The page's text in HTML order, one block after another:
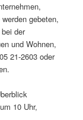
gebeten,
der
und Wohnen,
21-2603 oder
10 Uhr,